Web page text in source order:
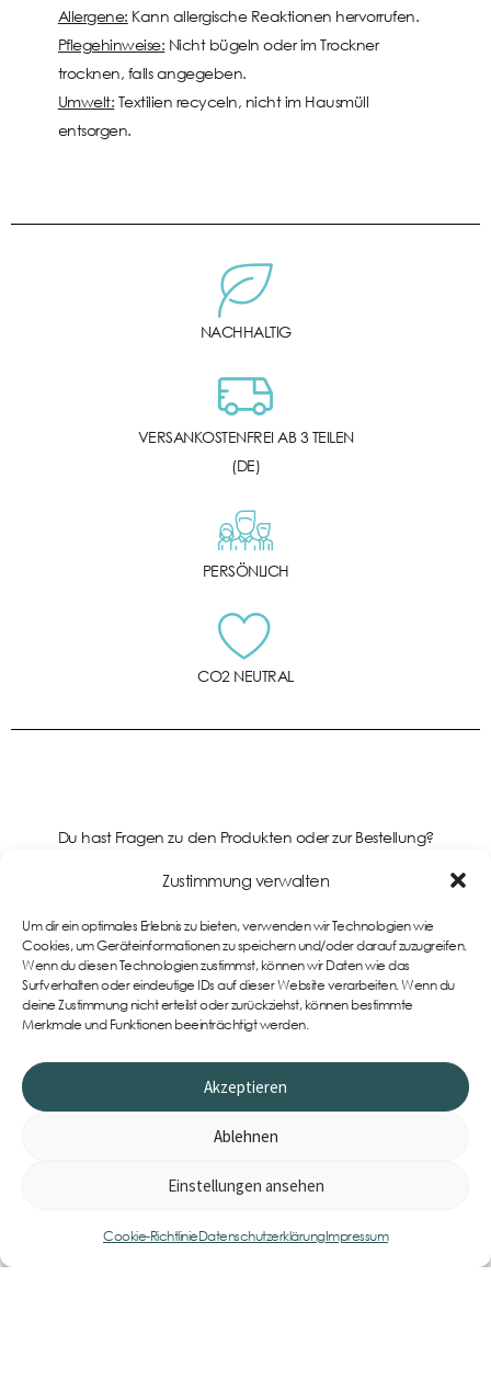
Zustimmung verwalten
Um dir ein optimales Erlebnis zu bieten, verwenden wir Technologien wie
Cookies, um Geräteinformationen zu speichern und/oder darauf zuzugreifen.
Wenn du diesen Technologien zustimmst, können wir Daten wie das
Surfverhalten oder eindeutige IDs auf dieser Website verarbeiten. Wenn du
deine Zustimmung nicht erteilst oder zurückziehst, können bestimmte
Merkmale und Funktionen beeinträchtigt werden.
Akzeptieren
Ablehnen
Einstellungen ansehen
Cookie-RichtlinieDatenschutzerklärungImpressum
Allergene: Kann allergische Reaktionen hervorrufen.
Pflegehinweise: Nicht bügeln oder im Trockner
trocknen, falls angegeben.
Umwelt: Textilien recyceln, nicht im Hausmüll
entsorgen.
NACHHALTIG
VERSANKOSTENFREI AB 3 TEILEN
(DE)
PERSÖNLICH
CO2 NEUTRAL
Du hast Fragen zu den Produkten oder zur Bestellung?
Support